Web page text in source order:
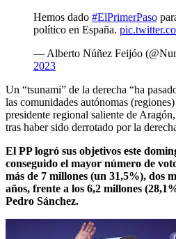
Hemos dado #ElPrimerPaso
político en España.
— Alberto Núñez Feijóo
2023
Un “tsunami” de la derecha “ha
las comunidades autónomas
presidente regional saliente de
tras haber sido derrotado por la
El PP logró sus objetivos este
conseguido el mayor número de
más de 7 millones (un 31,5%), dos
años, frente a los 6,2 millones
Pedro Sánchez.